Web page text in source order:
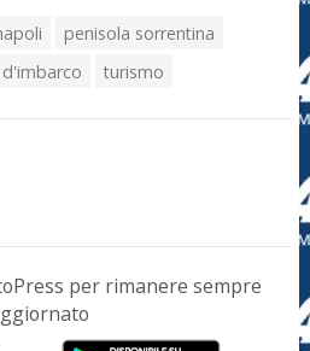
penisola sorrentina
turismo
per rimanere sempre